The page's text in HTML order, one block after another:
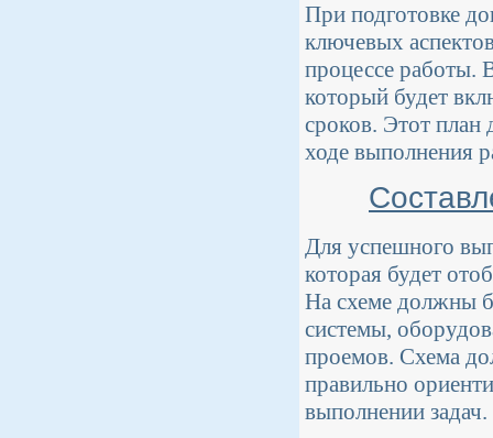
При подготовке
ключевых
процессе работы.
который будет
сроков. Этот
ходе выполнения
Для успешного
которая будет
На схеме должны
системы,
проемов. Схема
правильно
выполнении задач.